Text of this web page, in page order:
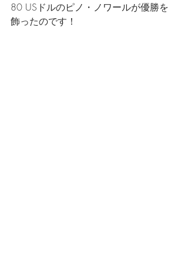
80 USドルのピノ・ノワールが優勝を
飾ったのです！